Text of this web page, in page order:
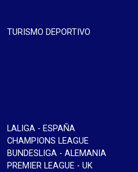
TURISMO DEPORTIVO
LALIGA - ESPAÑA
CHAMPIONS LEAGUE
BUNDESLIGA - ALEMANIA
PREMIER LEAGUE - UK